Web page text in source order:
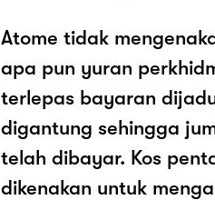
Atome tidak
apa pun yuran
terlepas bayaran
digantung sehingga
telah dibayar. Kos
dikenakan untuk